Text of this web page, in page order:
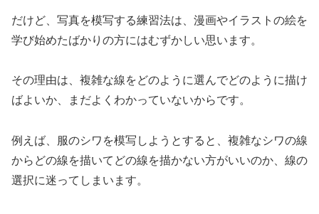
だけど、写真を模写する練習法は、漫画やイラストの絵を
学び始めたばかりの方にはむずかしい思います。
その理由は、複雑な線をどのように選んでどのように描け
ばよいか、まだよくわかっていないからです。
例えば、服のシワを模写しようとすると、複雑なシワの線
からどの線を描いてどの線を描かない方がいいのか、線の
選択に迷ってしまいます。